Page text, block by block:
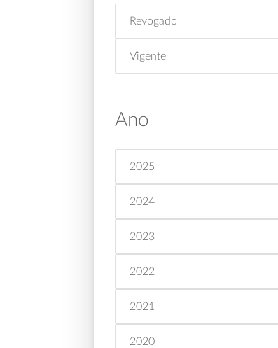
Revogado
Vigente
Ano
2025
2024
2023
2022
2021
2020